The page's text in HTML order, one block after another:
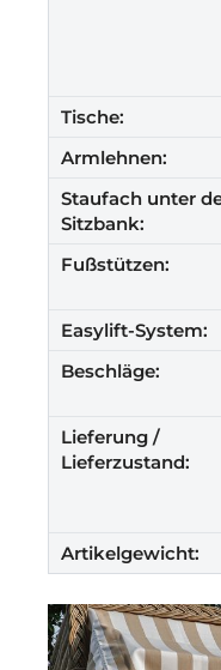
Tische:
Armlehnen:
Staufach unter
Sitzbank:
Fußstützen:
Easylift-System:
Beschläge:
Lieferung /
Lieferzustand:
Artikelgewicht: